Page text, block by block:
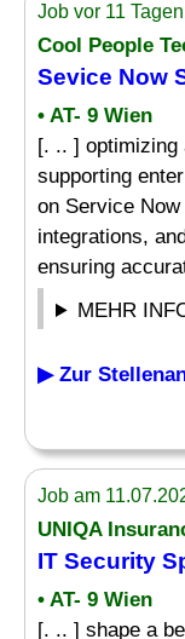
Job vor 11
Cool People
Sevice Now
• AT- 9 Wien
[. .. ] optimizing
supporting
on Service
integrations,
ensuring
MEHR
▶ Zur
Job am
UNIQA
IT Security
• AT- 9 Wien
[. .. ] shape a